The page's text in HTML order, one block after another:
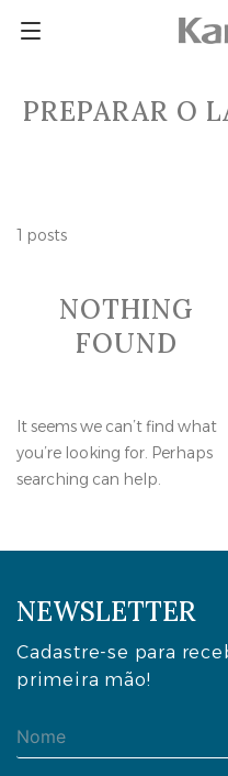
PREPARAR O
1 posts
NOTHING
FOUND
It seems we can’t find what
you’re looking for. Perhaps
searching can help.
NEWSLETTER
Cadastre-se para
primeira mão!